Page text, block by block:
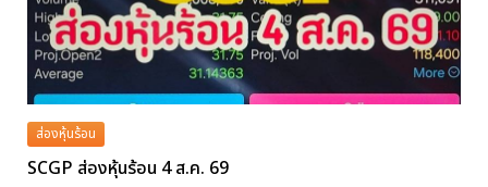
ส่องหุ้นร้อน
SCGP ส่องหุ้นร้อน 4 ส.ค. 69